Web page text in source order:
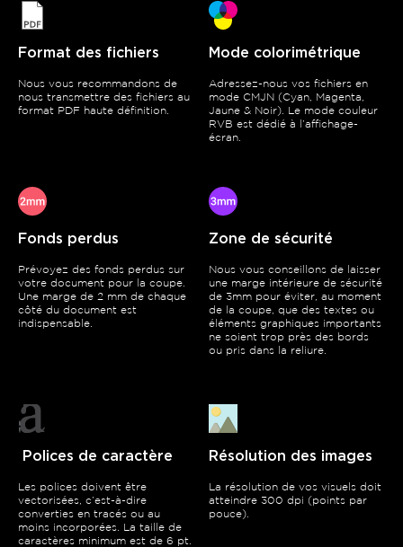
Format des fichiers
Nous vous recommandons de
nous transmettre des fichiers au
format PDF haute définition.
Mode colorimétrique
Adressez-nous vos fichiers en
mode CMJN (Cyan, Magenta,
Jaune & Noir). Le mode couleur
RVB est dédié à l’affichage-
écran.
Fonds perdus
Prévoyez des fonds perdus sur
votre document pour la coupe.
Une marge de 2 mm de chaque
côté du document est
indispensable.
Zone de sécurité
Nous vous conseillons de laisser
une marge intérieure de sécurité
de 3mm pour éviter, au moment
de la coupe, que des textes ou
éléments graphiques importants
ne soient trop près des bords
ou pris dans la reliure.
Polices de caractère
Les polices doivent être
vectorisées, c’est-à-dire
converties en tracés ou au
moins incorporées. La taille de
caractères minimum est de 6 pt.
Résolution des images
La résolution de vos visuels doit
atteindre 300 dpi (points par
pouce).